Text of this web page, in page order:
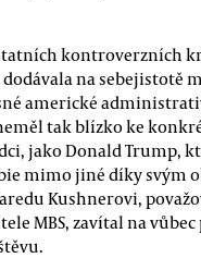
kontroverzních
na sebejistotě
americké
tak blízko ke
jako Donald Trump,
mimo jiné díky svým
Kushnerovi,
MBS, zavítal na